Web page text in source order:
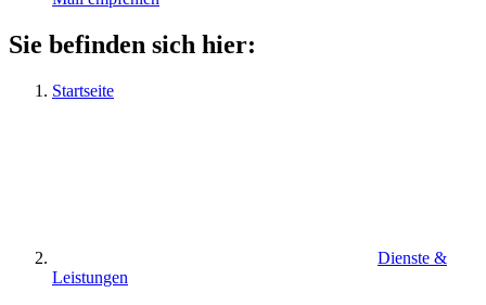
Sie befinden sich hier:
Startseite
Dienste &
Leistungen